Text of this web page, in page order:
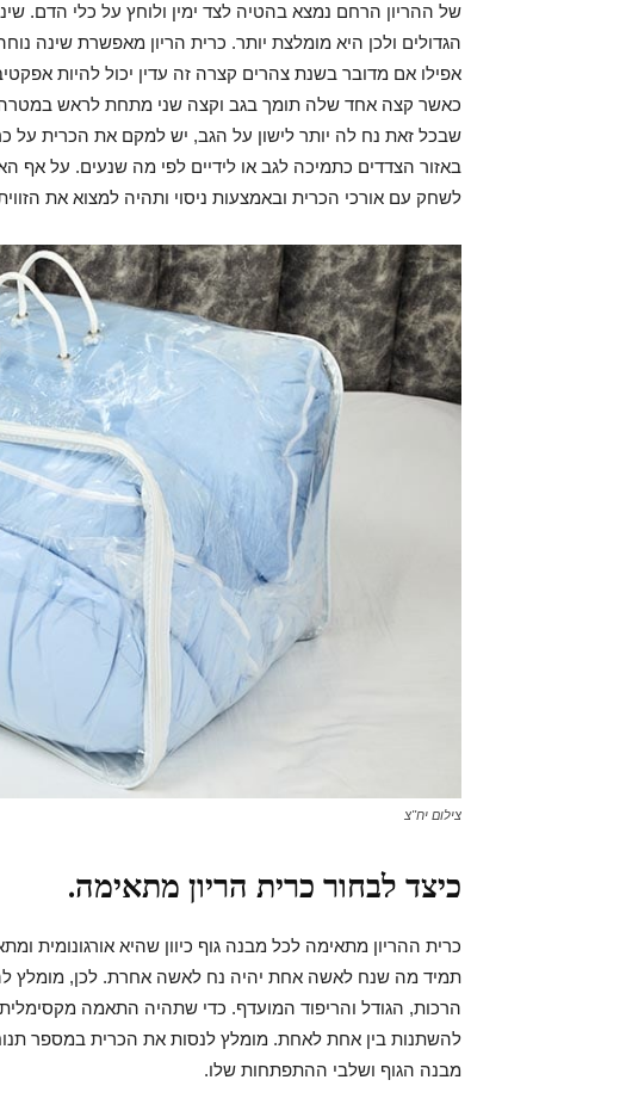
של ההריון הרחם נמצא בהטיה לצד ימין ולוחץ על כלי הדם.
הגדולים ולכן היא מומלצת יותר. כרית הריון מאפשרת שינה
אפילו אם מדובר בשנת צהרים קצרה זה עדין יכול להיות
כאשר קצה אחד שלה תומך בגב וקצה שני מתחת לראש במטרה
שבכל זאת נח לה יותר לישון על הגב, יש למקם את הכרית על
באזור הצדדים כתמיכה לגב או לידיים לפי מה שנעים. על אף
לשחק עם אורכי הכרית ובאמצעות ניסוי ותהיה למצוא את
צילום יח"צ
כיצד לבחור כרית הריון מתאימה.
כרית ההריון מתאימה לכל מבנה גוף כיוון שהיא אורגונומית
תמיד מה שנח לאשה אחת יהיה נח לאשה אחרת. לכן, מומלץ
הרכות, הגודל והריפוד המועדף. כדי שתהיה התאמה
להשתנות בין אחת לאחת. מומלץ לנסות את הכרית במספר
מבנה הגוף ושלבי ההתפתחות שלו.